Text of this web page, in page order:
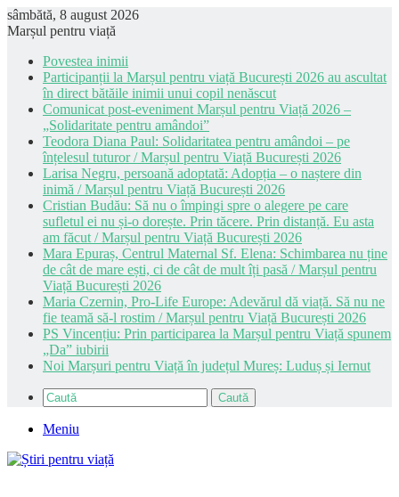
sâmbătă, 8 august 2026
Marșul pentru viață
Povestea inimii
Participanții la Marșul pentru viață București 2026 au ascultat
în direct bătăile inimii unui copil nenăscut
Comunicat post-eveniment Marșul pentru Viață 2026 –
„Solidaritate pentru amândoi”
Teodora Diana Paul: Solidaritatea pentru amândoi – pe
înțelesul tuturor / Marșul pentru Viață București 2026
Larisa Negru, persoană adoptată: Adopția – o naștere din
inimă / Marșul pentru Viață București 2026
Cristian Budău: Să nu o împingi spre o alegere pe care
sufletul ei nu și-o dorește. Prin tăcere. Prin distanță. Eu asta
am făcut / Marșul pentru Viață București 2026
Mara Epuraș, Centrul Maternal Sf. Elena: Schimbarea nu ține
de cât de mare ești, ci de cât de mult îți pasă / Marșul pentru
Viață București 2026
Maria Czernin, Pro-Life Europe: Adevărul dă viață. Să nu ne
fie teamă să-l rostim / Marșul pentru Viață București 2026
PS Vincențiu: Prin participarea la Marșul pentru Viață spunem
„Da” iubirii
Noi Marșuri pentru Viață în județul Mureș: Luduș și Iernut
Caută
Meniu